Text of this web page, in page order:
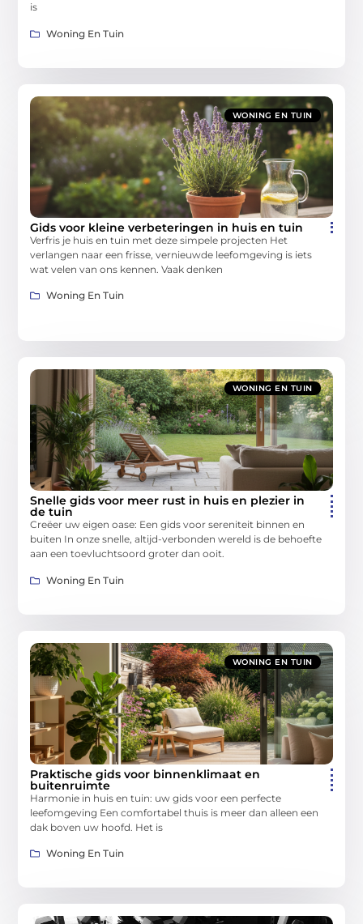
is
Woning En Tuin
WONING EN TUIN
Gids voor kleine verbeteringen in huis en tuin
Verfris je huis en tuin met deze simpele projecten Het
verlangen naar een frisse, vernieuwde leefomgeving is iets
wat velen van ons kennen. Vaak denken
Woning En Tuin
WONING EN TUIN
Snelle gids voor meer rust in huis en plezier in
de tuin
Creëer uw eigen oase: Een gids voor sereniteit binnen en
buiten In onze snelle, altijd-verbonden wereld is de behoefte
aan een toevluchtsoord groter dan ooit.
Woning En Tuin
WONING EN TUIN
Praktische gids voor binnenklimaat en
buitenruimte
Harmonie in huis en tuin: uw gids voor een perfecte
leefomgeving Een comfortabel thuis is meer dan alleen een
dak boven uw hoofd. Het is
Woning En Tuin